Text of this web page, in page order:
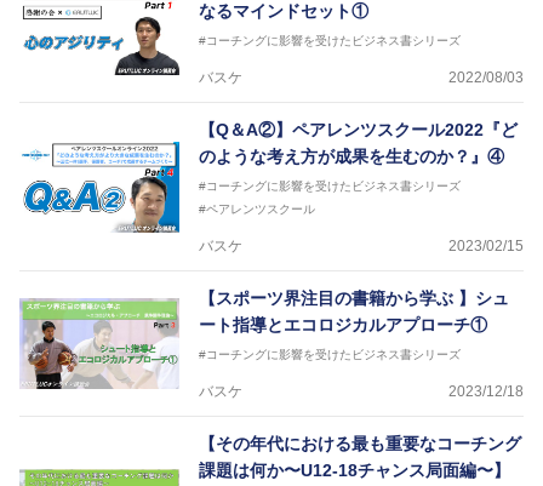
なるマインドセット①
#コーチングに影響を受けたビジネス書シリーズ
バスケ 2022/08/03
【Q＆A②】ペアレンツスクール2022『ど
のような考え方が成果を生むのか？』④
#コーチングに影響を受けたビジネス書シリーズ
#ペアレンツスクール
バスケ 2023/02/15
【スポーツ界注目の書籍から学ぶ 】シュ
ート指導とエコロジカルアプローチ①
#コーチングに影響を受けたビジネス書シリーズ
バスケ 2023/12/18
【その年代における最も重要なコーチング
課題は何か〜U12-18チャンス局面編〜】